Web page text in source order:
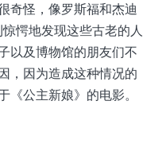
奇怪，像罗斯福和杰迪
愕地发现这些古老的人
以及博物馆的朋友们不
，因为造成这种情况的
《公主新娘》的电影。